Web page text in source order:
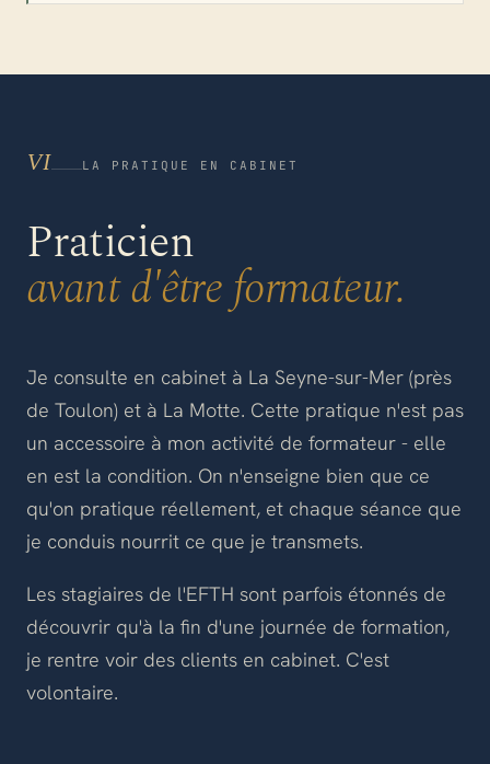
VI LA PRATIQUE EN CABINET
Praticien
avant d'être formateur.
Je consulte en cabinet à La Seyne-sur-Mer (près
de Toulon) et à La Motte. Cette pratique n'est pas
un accessoire à mon activité de formateur - elle
en est la condition. On n'enseigne bien que ce
qu'on pratique réellement, et chaque séance que
je conduis nourrit ce que je transmets.
Les stagiaires de l'EFTH sont parfois étonnés de
découvrir qu'à la fin d'une journée de formation,
je rentre voir des clients en cabinet. C'est
volontaire.